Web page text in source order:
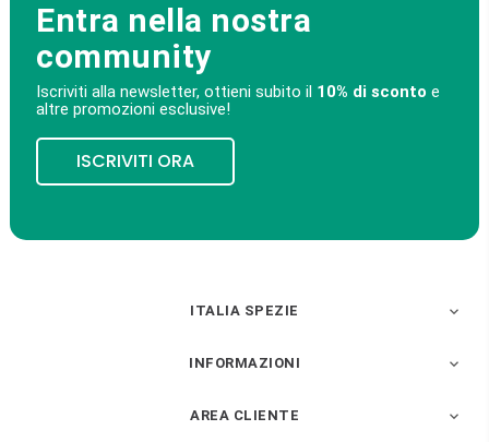
Entra nella nostra
community
Iscriviti alla newsletter, ottieni subito il 10% di sconto e
altre promozioni esclusive!
ISCRIVITI ORA
ITALIA SPEZIE 
INFORMAZIONI 
AREA CLIENTE 